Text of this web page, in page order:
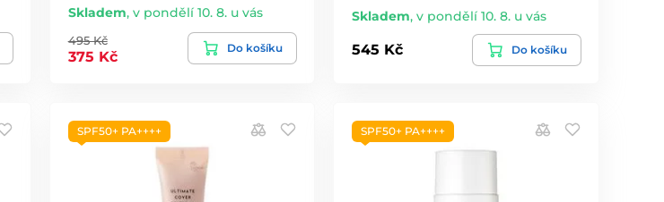
Skladem, v pondělí 10. 8. u vás
495 Kč
375 Kč
Do košíku
Skladem,v pondělí 10. 8. u vás
545 Kč Do košíku
SPF50+ PA++++ SPF50+ PA++++